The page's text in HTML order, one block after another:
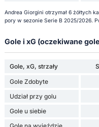
Andrea Giorgini otrzymał 6 żółtych
pory w sezonie Serie B 2025/2026.
Gole i xG (oczekiwane
Gole, xG, strzały
Gole Zdobyte
Udział przy golu
Gole u siebie